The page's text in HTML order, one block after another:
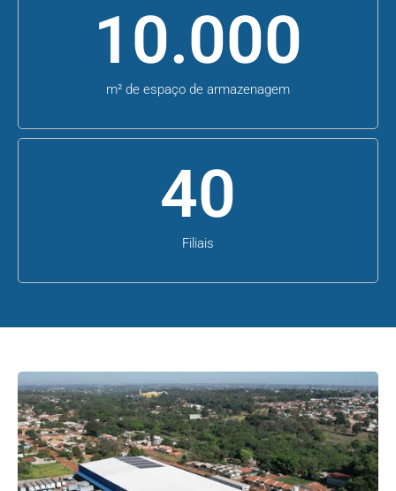
m² de espaço de armazenagem
10.000
Filiais
40